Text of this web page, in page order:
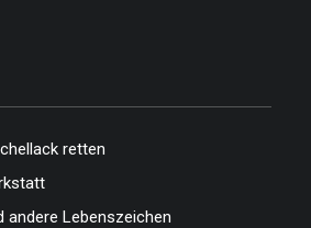
retten
andere Lebenszeichen